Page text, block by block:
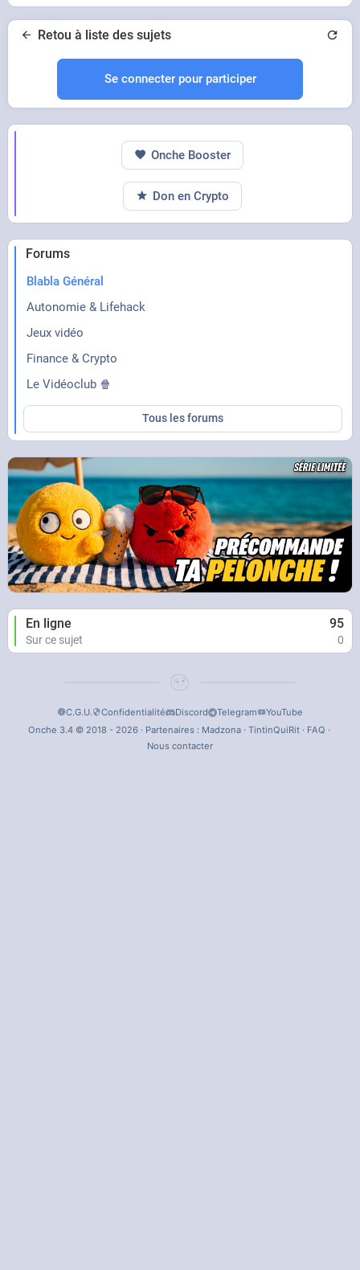
Retou à liste des sujets
Se connecter pour participer
Forums
Blabla Général
Autonomie & Lifehack
Jeux vidéo
Finance & Crypto
Le Vidéoclub 🍿
Tous les forums
En ligne 95
Sur ce sujet 0
Onche Booster
Don en Crypto
C.G.U. Confidentialité Discord Telegram
YouTube
Onche 3.4 © 2018 - 2026 · Partenaires : Madzona· TintinQuiRit· FAQ ·
Nous contacter